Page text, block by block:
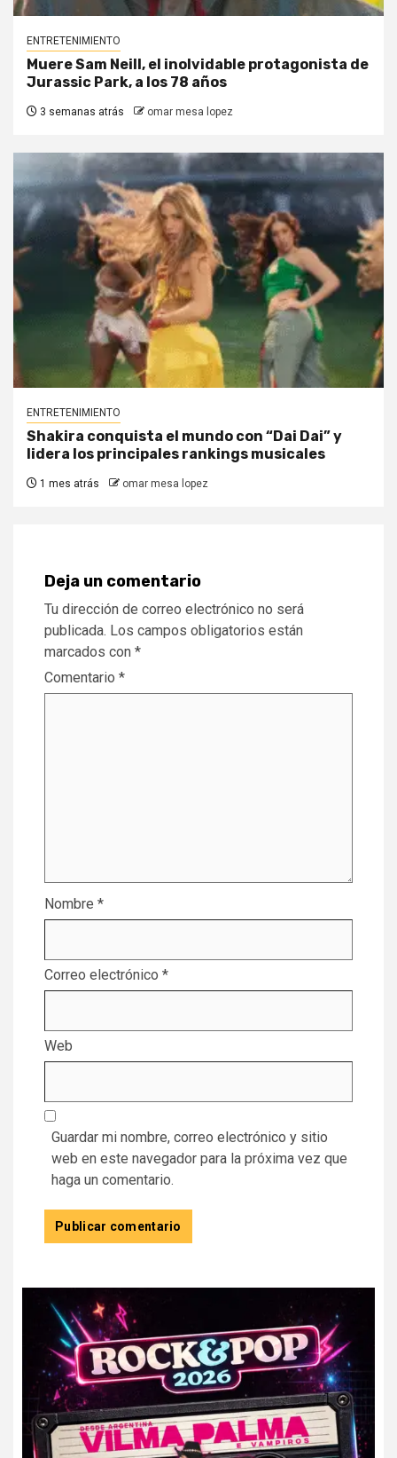
ENTRETENIMIENTO
Muere Sam Neill, el inolvidable protagonista de
Jurassic Park, a los 78 años
3 semanas atrás omar mesa lopez
ENTRETENIMIENTO
Shakira conquista el mundo con “Dai Dai” y
lidera los principales rankings musicales
1 mes atrás omar mesa lopez
Deja un comentario
Tu dirección de correo electrónico no será
publicada. Los campos obligatorios están
marcados con *
Comentario *
Nombre *
Correo electrónico *
Web
Guardar mi nombre, correo electrónico y sitio
web en este navegador para la próxima vez que
haga un comentario.